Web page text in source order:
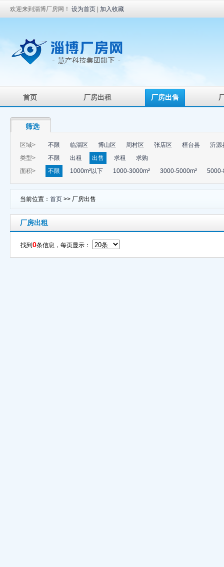
欢迎来到淄博厂房网！ 设为首页 加入收藏
首页 厂房出租 厂房出售
筛选
区域> 不限 临淄区 博山区 周村区 张店区 桓台县
沂源
类型>
不限 出租 出售 求租
求购
面积>
不限 1000m²以下 1000-3000m² 3000-5000m² 5000-
当前位置： 首页 >> 厂房出售
厂房出租
找到 0条信息，每页显示：